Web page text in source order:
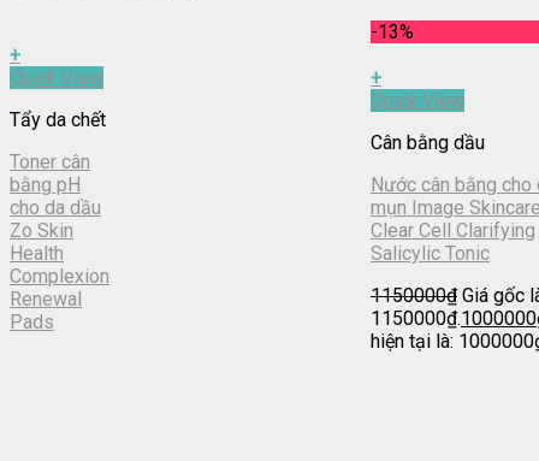
+
Quick View
Tẩy da chết
Toner cân
bằng pH
cho da dầu
Zo Skin
Health
Complexion
Renewal
Pads
-13%
+
Quick View
Cân bằng dầu
Nước cân bằng cho
mụn Image
Clear Cell Clarifying
Salicylic Tonic
1150000₫ Giá gốc
1150000₫.1000000
hiện tại là: